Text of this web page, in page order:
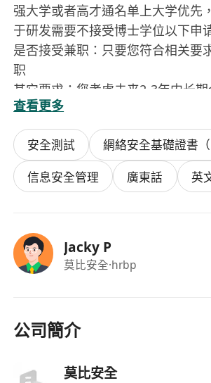
强大学或者高才通名单上大学优先
于研发需要不接受博士学位以下申
是否接受兼职：只要您符合相关要
职
其它要求：您考虑未来2-3年内长
区最好，并且必要的时候工作日可
学园现场办公。
快速联系方式：直接发送简历到
**************** 或添加微信（
话（852）********
查看更多
安全測試
網絡安全基礎證書（
信息安全管理
廣東話 英
Jacky P
莫比安全·hrbp
公司簡介
莫比安全